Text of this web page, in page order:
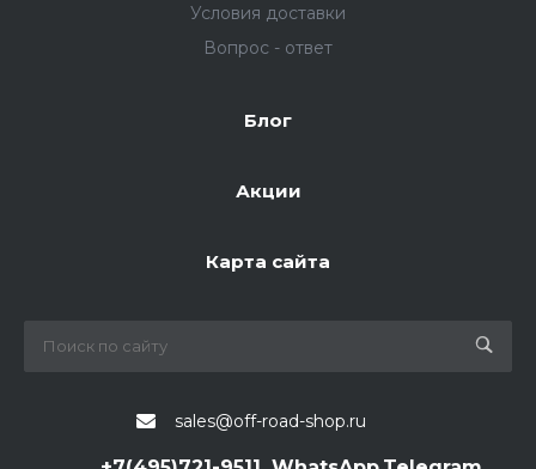
Условия доставки
Вопрос - ответ
Блог
Акции
Карта сайта
sales@off-road-shop.ru